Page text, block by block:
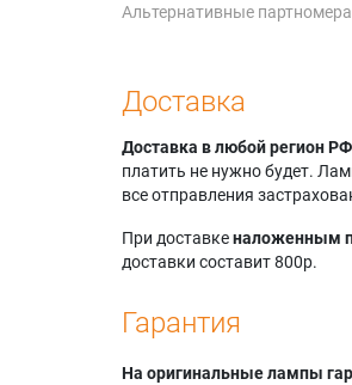
Альтернативные партномера
Доставка
Доставка в любой регион
платить не нужно будет.
все отправления
При доставкеналоженным
доставки составит 800р.
Гарантия
На оригинальные лампы